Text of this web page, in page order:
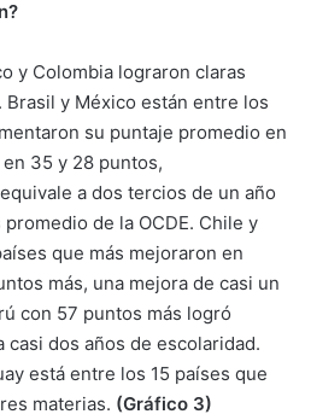
y Colombia lograron claras
y México están entre los
su puntaje promedio en
35 y 28 puntos,
a dos tercios de un año
de la OCDE. Chile y
que más mejoraron en
más, una mejora de casi un
con 57 puntos más logró
casi dos años de escolaridad.
está entre los 15 países que
materias. (Gráfico 3)